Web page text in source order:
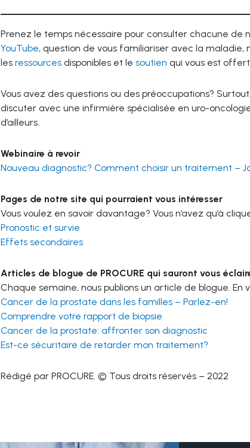
Prenez le temps nécessaire pour consulter chacune de
YouTube, question de vous familiariser avec la maladie,
les ressourcesdisponibles et le soutien qui vous est
Vous avez des questions ou des préoccupations?
discuter avec une infirmière spécialisée en uro-
d’ailleurs.
Webinaire à revoir
Nouveau diagnostic? Comment choisir un traitement –
Pages de notre site qui pourraient vous intéresser
Vous voulez en savoir davantage? Vous n’avez qu’à
Pronostic et survie
Effets secondaires
Articles de blogue de PROCURE qui sauront vous
Chaque semaine, nous publions un article de blogue. En
Cancer de la prostate dans les familles – Parlez-en!
Comprendre votre rapport de biopsie
Cancer de la prostate: affronter son diagnostic
Est-ce sécuritaire de retarder mon traitement?
Rédigé par PROCURE. © Tous droits réservés – 2022